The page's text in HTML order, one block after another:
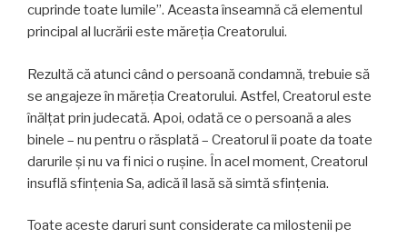
cuprinde toate lumile”. Aceasta înseamnă că elementul
principal al lucrării este măreţia Creatorului.
Rezultă că atunci când o persoană condamnă, trebuie să
se angajeze în măreţia Creatorului. Astfel, Creatorul este
înălţat prin judecată. Apoi, odată ce o persoană a ales
binele – nu pentru o răsplată – Creatorul îi poate da toate
darurile şi nu va fi nici o ruşine. În acel moment, Creatorul
insuflă sfinţenia Sa, adică îl lasă să simtă sfinţenia.
Toate aceste daruri sunt considerate ca milostenii pe